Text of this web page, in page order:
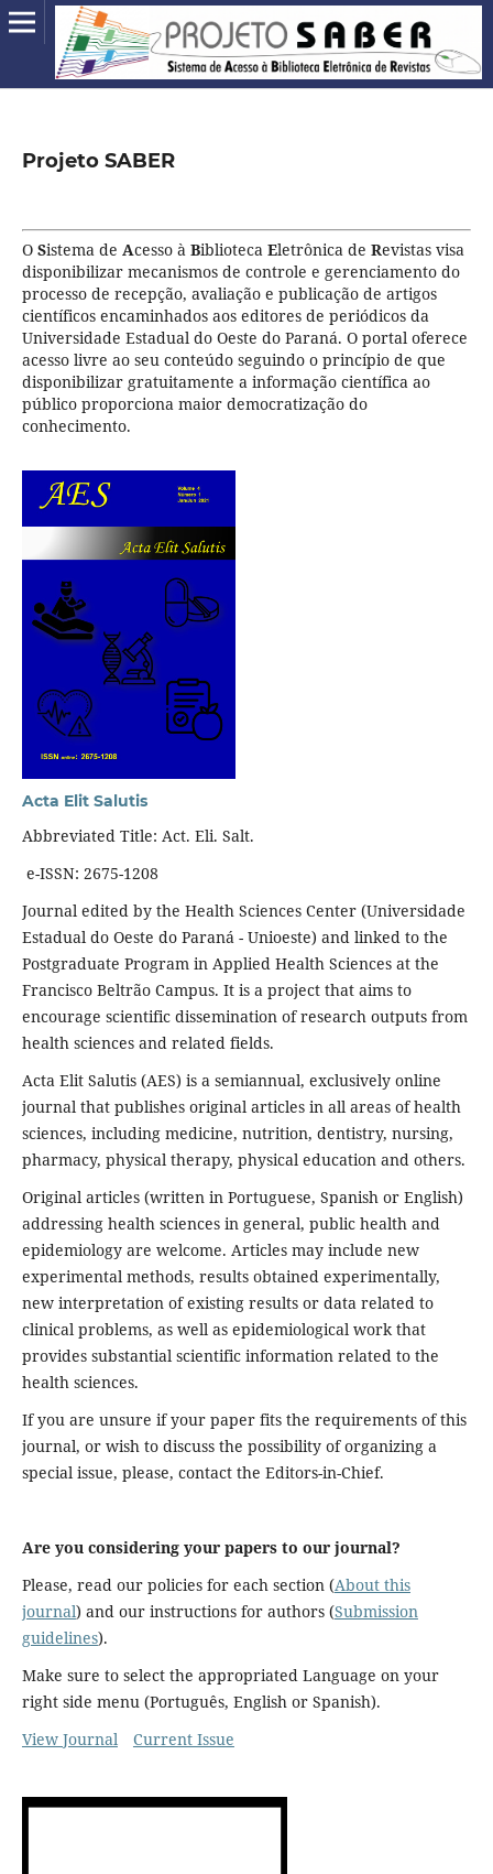
Projeto SABER
O Sistema de Acesso à Biblioteca Eletrônica de Revistas visa
disponibilizar mecanismos de controle e gerenciamento do
processo de recepção, avaliação e publicação de artigos
científicos encaminhados aos editores de periódicos da
Universidade Estadual do Oeste do Paraná. O portal oferece
acesso livre ao seu conteúdo seguindo o princípio de que
disponibilizar gratuitamente a informação científica ao
público proporciona maior democratização do
conhecimento.
Acta Elit Salutis
Abbreviated Title: Act. Eli. Salt.
e-ISSN: 2675-1208
Journal edited by the Health Sciences Center (Universidade
Estadual do Oeste do Paraná - Unioeste) and linked to the
Postgraduate Program in Applied Health Sciences at the
Francisco Beltrão Campus. It is a project that aims to
encourage scientific dissemination of research outputs from
health sciences and related fields.
Acta Elit Salutis (AES) is a semiannual, exclusively online
journal that publishes original articles in all areas of health
sciences, including medicine, nutrition, dentistry, nursing,
pharmacy, physical therapy, physical education and others.
Original articles (written in Portuguese, Spanish or English)
addressing health sciences in general, public health and
epidemiology are welcome. Articles may include new
experimental methods, results obtained experimentally,
new interpretation of existing results or data related to
clinical problems, as well as epidemiological work that
provides substantial scientific information related to the
health sciences.
If you are unsure if your paper fits the requirements of this
journal, or wish to discuss the possibility of organizing a
special issue, please, contact the Editors-in-Chief.
Are you considering your papers to our journal?
Please, read our policies for each section (About this
journal) and our instructions for authors (Submission
guidelines).
Make sure to select the appropriated Language on your
right side menu (Português, English or Spanish).
View Journal
Current Issue